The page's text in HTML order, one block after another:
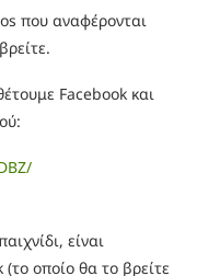
που αναφέρονται
Facebook και
είναι
οποίο θα το βρείτε